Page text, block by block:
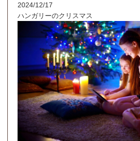
2024/12/17
ハンガリーのクリスマス